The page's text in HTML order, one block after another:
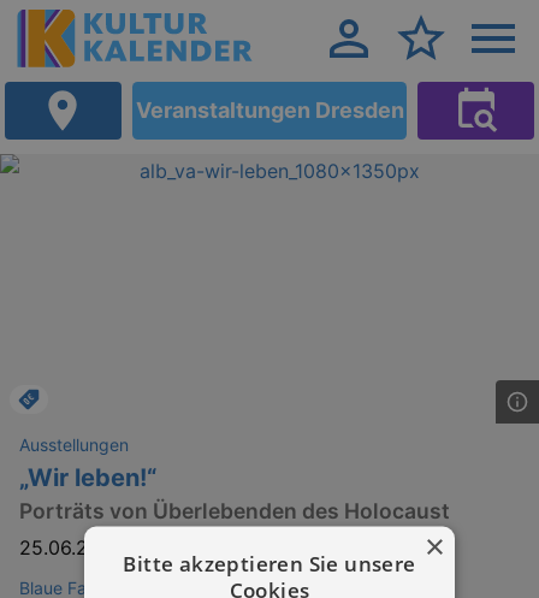
Veranstaltungen Dresden
Ausstellungen
„Wir leben!“
Porträts von Überlebenden des Holocaust
25.06.2026
Blaue Fabrik Dresden (parablau)
×
Bitte akzeptieren Sie unsere
Cookies